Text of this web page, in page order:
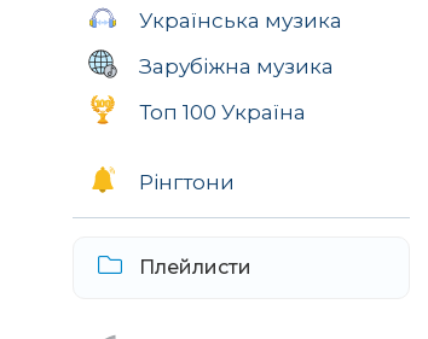
Українська музика
Зарубіжна музика
Топ 100 Україна
Рінгтони
Плейлисти